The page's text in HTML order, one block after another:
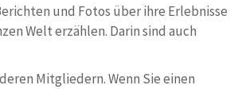
und Fotos über ihre Erlebnisse
Welt erzählen. Darin sind auch
Mitgliedern. Wenn Sie einen